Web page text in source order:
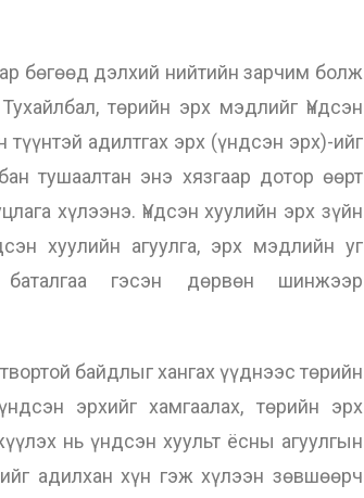
бөгөөд дэлхий нийтийн зарчим болж
төрийн эрх мэдлийг Үндсэн
адилтгах эрх (үндсэн эрх)-ийг
тушаалтан энэ хязгаар дотор өөрт
хүлээнэ. Үндсэн хуулийн эрх зүйн
хуулийн агуулга, эрх мэдлийн уг
гэсэн дөрвөн шинжээр
байдлыг хангах үүднээс төрийн
эрхийг хамгаалах, төрийн эрх
нь үндсэн хуульт ёсны агуулгын
адилхан хүн гэж хүлээн зөвшөөрч